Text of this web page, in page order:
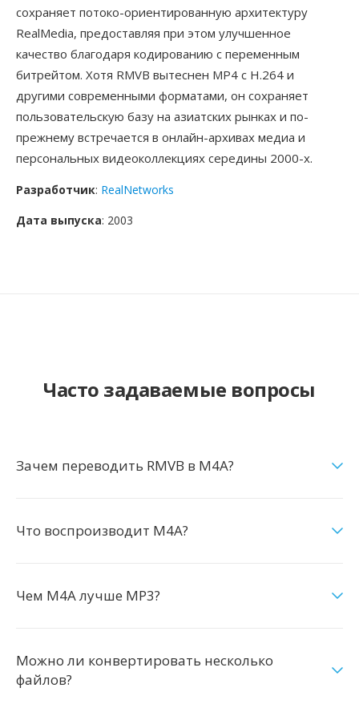
сохраняет потоко-ориентированную архитектуру
RealMedia, предоставляя при этом улучшенное
качество благодаря кодированию с переменным
битрейтом. Хотя RMVB вытеснен MP4 с H.264 и
другими современными форматами, он сохраняет
пользовательскую базу на азиатских рынках и по-
прежнему встречается в онлайн-архивах медиа и
персональных видеоколлекциях середины 2000-х.
Разработчик: RealNetworks
Дата выпуска: 2003
Часто задаваемые вопросы
Зачем переводить RMVB в M4A?
Что воспроизводит M4A?
Чем M4A лучше MP3?
Можно ли конвертировать несколько
файлов?